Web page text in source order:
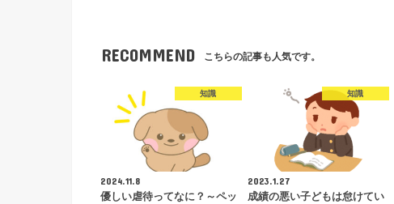
RECOMMEND こちらの記事も人気です。
知識
2024.11.8
優しい虐待ってなに？～ペッ
知識
2023.1.27
成績の悪い子どもは怠けてい